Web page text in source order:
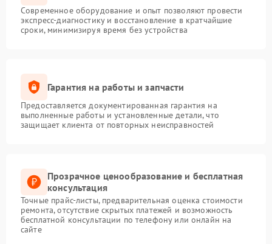
Современное оборудование и опыт позволяют провести
экспресс-диагностику и восстановление в кратчайшие
сроки, минимизируя время без устройства
Гарантия на работы и запчасти
Предоставляется документированная гарантия на
выполненные работы и установленные детали, что
защищает клиента от повторных неисправностей
Прозрачное ценообразование и бесплатная
консультация
Точные прайс-листы, предварительная оценка стоимости
ремонта, отсутствие скрытых платежей и возможность
бесплатной консультации по телефону или онлайн на
сайте